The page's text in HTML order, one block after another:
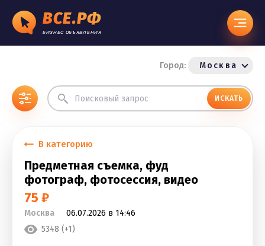
ВСЕ.РФ
БИЗНЕС ОБЪЯВЛЕНИЯ
Город: Москва
ИСКАТЬ
В категорию
Предметная съемка, фуд
фотограф, фотосессия, видео
75 ₽
Москва
06.07.2026 в 14:46
5348 (+1)